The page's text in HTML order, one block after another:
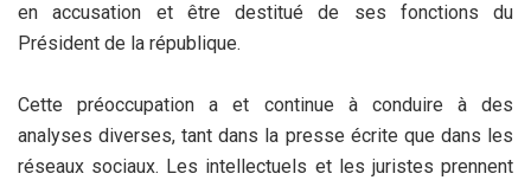
en accusation et être destitué de ses fonctions du
Président de la république.
Cette préoccupation a et continue à conduire à des
analyses diverses, tant dans la presse écrite que dans les
réseaux sociaux. Les intellectuels et les juristes prennent